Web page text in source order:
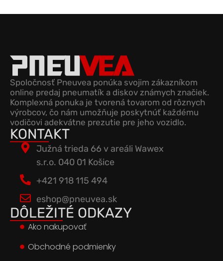
Spoločnosť Pneuvea ponúka svojim zákazníkom
online predaj pneumatík a diskov známych značiek.
Komplexná ponuka je tvorená tovarom od rôznych
výrobcov, čo nám umožňuje poskytnúť každému
vodičovi adekvátne prezutie pre jeho vozidlo.
KONTAKT
Južná trieda 66 v areáli Wawex
s.r.o. 040 01 Košice
+421 918 115 494
eshop@pneuvea.sk
DÔLEŽITÉ ODKAZY
Ako nakupovať
Obchodné podmienky